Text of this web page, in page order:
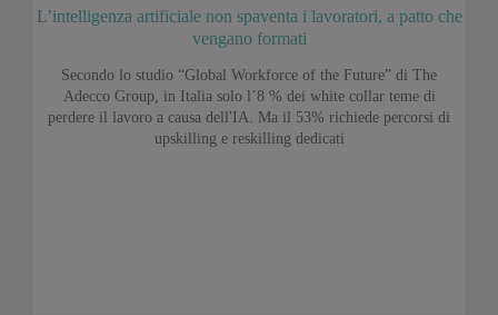
L’intelligenza artificiale non spaventa i lavoratori, a patto che
vengano formati
Secondo lo studio “Global Workforce of the Future” di The
Adecco Group, in Italia solo l’8 % dei white collar teme di
perdere il lavoro a causa dell'IA. Ma il 53% richiede percorsi di
upskilling e reskilling dedicati